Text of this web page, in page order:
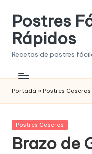
Saltar
contenido
Postres
Rápidos
Recetas de postres
Portada » Postres Caseros
Publicada
Postres Caseros
Brazo de